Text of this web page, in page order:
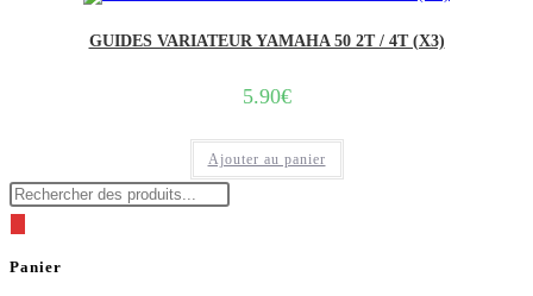
GUIDES VARIATEUR YAMAHA 50 2T / 4T (X3)
5.90€
Ajouter au panier
Recherche
Panier